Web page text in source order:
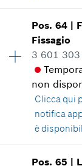
*Inclusa
Gruppo
Pos.64 |
Fissagio
3 601
non
Clicca qui
notifica
è
Pos.65 |